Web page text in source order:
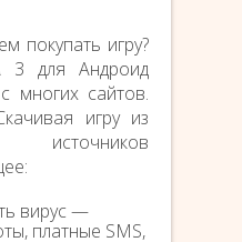
покупать игру?
3 для Андроид
многих сайтов.
игру из
источников
вирус —
платные SMS,